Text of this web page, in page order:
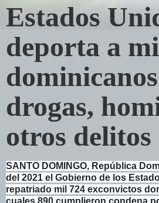
Estados
deporta a
drogas,
otros delitos
SANTO DOMINGO, República
del 2021 el Gobierno de los
repatriado mil 724 exconvictos
cuales 890 cumplieron condena